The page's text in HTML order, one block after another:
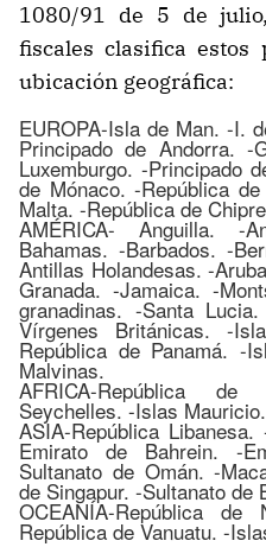
1080/91 de 5 de
fiscales clasifica estos
ubicación geográfica:
EUROPA-Isla de Man. -I.
Principado de Andorra. -
Luxemburgo. -Principado
de Mónaco. -República
Malta. -República de
AMÉRICA- Anguilla. -
Bahamas. -Barbados. -
Antillas Holandesas. -
Granada. -Jamaica. -
granadinas. -Santa
Vírgenes Británicas. -
República de Panamá. -
Malvinas.
AFRICA-República
Seychelles. -Islas Mauricio.
ASIA-República
Emirato de Bahrein. -
Sultanato de Omán. -
de Singapur. -Sultanato de
OCEANÍA-República
República de Vanuatu. -